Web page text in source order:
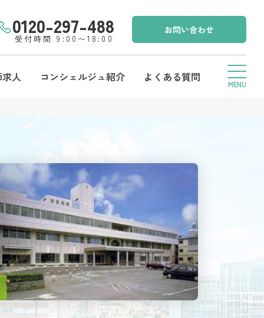
0120-297-488
受付時間 9:00〜18:00
お問い合わせ
人 コンシェルジュ紹介 よくある質問